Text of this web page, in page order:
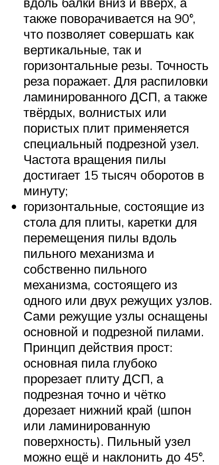
также поворачивается на 90°,
что позволяет совершать как
вертикальные, так и
горизонтальные резы. Точность
реза поражает. Для распиловки
ламинированного ДСП, а также
твёрдых, волнистых или
пористых плит применяется
специальный подрезной узел.
Частота вращения пилы
достигает 15 тысяч оборотов в
минуту;
горизонтальные, состоящие из
стола для плиты, каретки для
перемещения пилы вдоль
пильного механизма и
собственно пильного
механизма, состоящего из
одного или двух режущих узлов.
Сами режущие узлы оснащены
основной и подрезной пилами.
Принцип действия прост:
основная пила глубоко
прорезает плиту ДСП, а
подрезная точно и чётко
дорезает нижний край (шпон
или ламинированную
поверхность). Пильный узел
можно ещё и наклонить до 45°.